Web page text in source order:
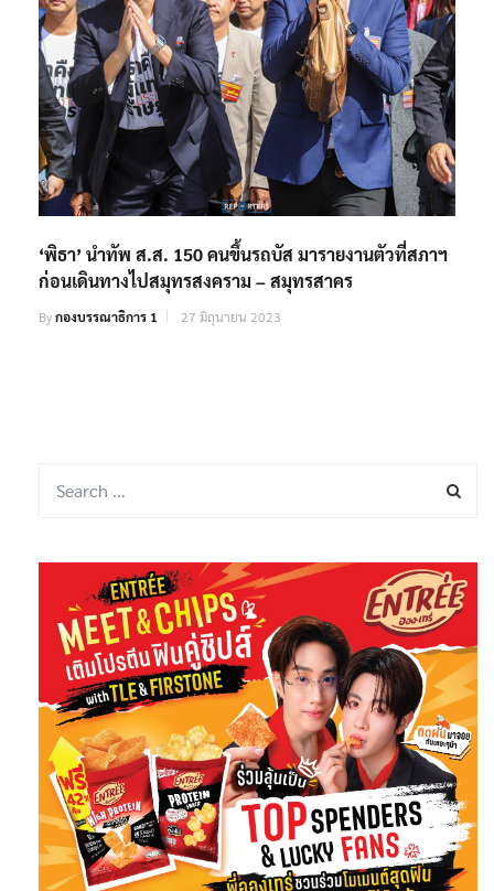
‘พิธา’ นำทัพ ส.ส. 150 คนขึ้นรถบัส มารายงานตัวที่สภาฯ
ก่อนเดินทางไปสมุทรสงคราม – สมุทรสาคร
Byกองบรรณาธิการ 1 27 มิถุนายน 2023